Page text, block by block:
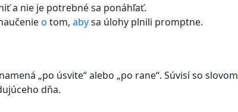
a nie je potrebné sa ponáhľať.
o tom, abysa úlohy plnili promptne.
„po úsvite“ alebo „po rane“. Súvisí so slovom
dňa.